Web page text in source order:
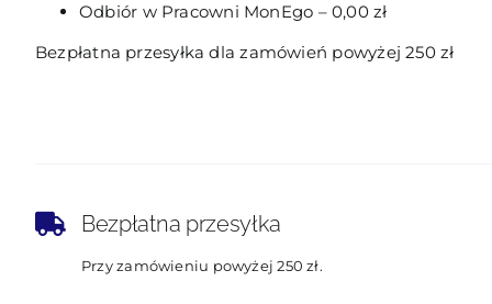
Odbiór w Pracowni MonEgo – 0,00 zł
Bezpłatna przesyłka dla zamówień powyżej 250 zł
Bezpłatna przesyłka
Przy zamówieniu powyżej 250 zł.